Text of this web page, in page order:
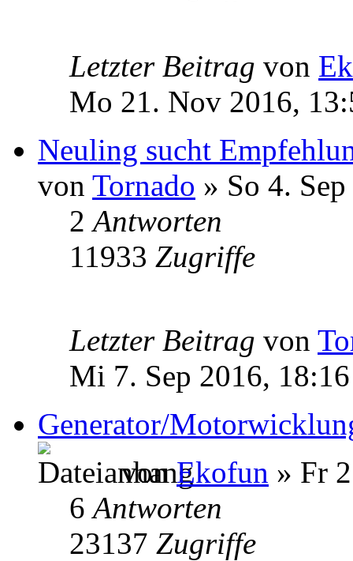
Letzter Beitrag von
Mo 21. Nov 2016,
Neuling sucht
von Tornado » So 4.
2Antworten
11933 Zugriffe
Letzter Beitrag von
Mi 7. Sep 2016, 18:16
Generator/
vonEkofun » Fr
6Antworten
23137 Zugriffe